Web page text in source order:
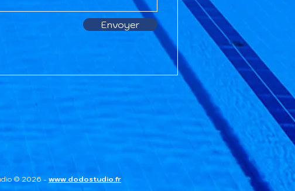
Envoyer
© 2026 - www.dodostudio.fr